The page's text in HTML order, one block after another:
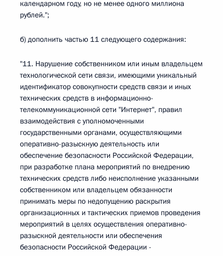
календарном году, но не менее одного миллиона
рублей.";
б) дополнить частью 11 следующего содержания:
"11. Нарушение собственником или иным владельцем
технологической сети связи, имеющими уникальный
идентификатор совокупности средств связи и иных
технических средств в информационно-
телекоммуникационной сети "Интернет", правил
взаимодействия с уполномоченными
государственными органами, осуществляющими
оперативно-разыскную деятельность или
обеспечение безопасности Российской Федерации,
при разработке плана мероприятий по внедрению
технических средств либо неисполнение указанными
собственником или владельцем обязанности
принимать меры по недопущению раскрытия
организационных и тактических приемов проведения
мероприятий в целях осуществления оперативно-
разыскной деятельности или обеспечения
безопасности Российской Федерации -